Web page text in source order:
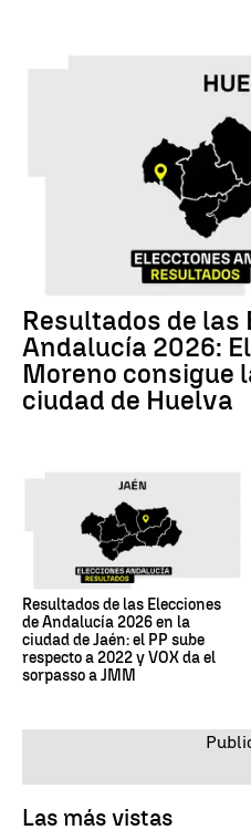
Resultados de las
Andalucía 2026:
Moreno consigue
ciudad de Huelva
Resultados de las Elecciones
de Andalucía 2026 en la
ciudad de Jaén: el PP sube
respecto a 2022 y VOX da el
sorpasso a JMM
Las más vistas